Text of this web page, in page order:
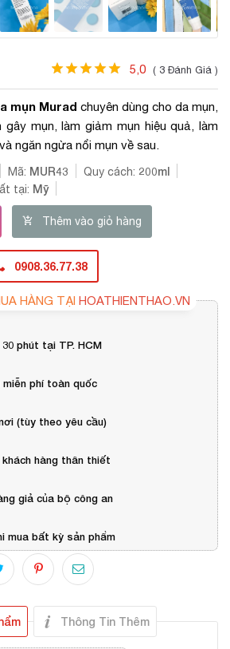
5,0 ( 3 Đánh Giá )
mụn Murad chuyên dùng cho da mụn,
mụn, làm giảm mụn hiệu quả, làm
ngăn ngừa nổi mụn về sau.
Mã: MUR43 Quy cách: 200ml
tại: Mỹ
Thêm vào giỏ hàng
0908.36.77.38
HÀNG TẠI HOATHIENTHAO.VN
phút tại TP. HCM
miễn phí toàn quốc
(tùy theo yêu cầu)
khách hàng thân thiết
giả của bộ công an
mua bất kỳ sản phẩm
Thông Tin Thêm